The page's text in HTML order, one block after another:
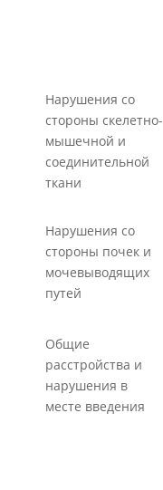
Нарушения со
стороны скелетно-
мышечной и
соединительной
ткани
Нарушения со
стороны почек и
мочевыводящих
путей
Общие
расстройства и
нарушения в
месте введения